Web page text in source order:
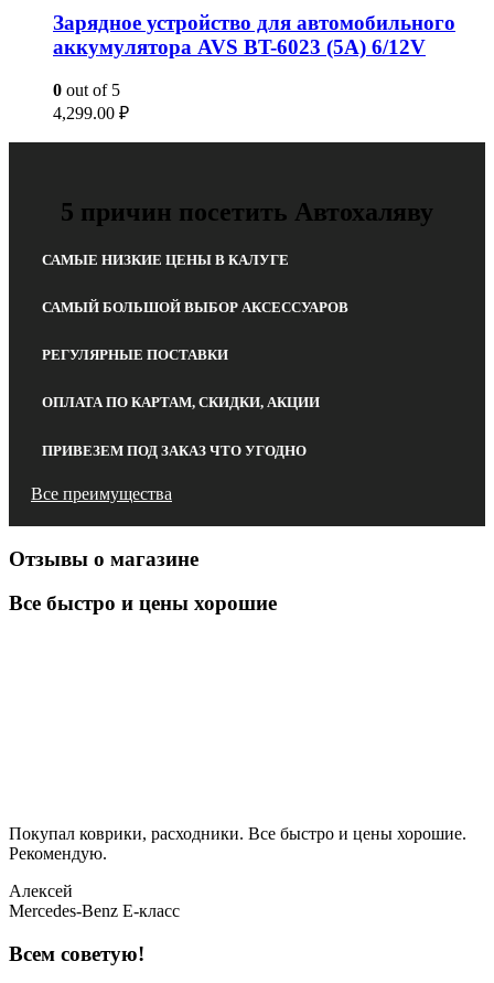
Зарядное устройство для автомобильного
аккумулятора AVS BT-6023 (5A) 6/12V
0 out of 5
4,299.00 ₽
5 причин посетить Автохаляву
САМЫЕ НИЗКИЕ ЦЕНЫ В КАЛУГЕ
САМЫЙ БОЛЬШОЙ ВЫБОР АКСЕССУАРОВ
РЕГУЛЯРНЫЕ ПОСТАВКИ
ОПЛАТА ПО КАРТАМ, СКИДКИ, АКЦИИ
ПРИВЕЗЕМ ПОД ЗАКАЗ ЧТО УГОДНО
Все преимущества
Отзывы о магазине
Все быстро и цены хорошие
Покупал коврики, расходники. Все быстро и цены хорошие.
Рекомендую.
Алексей
Mercedes-Benz E-класс
Всем советую!